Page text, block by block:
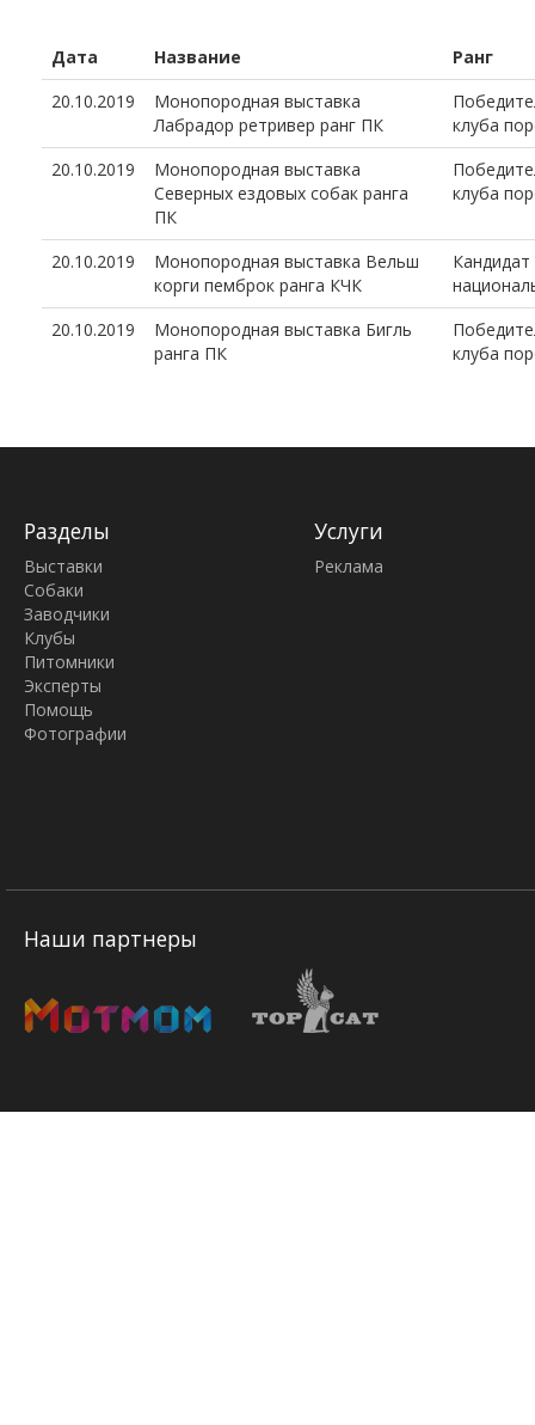
Дата Название
Ранг
20.10.2019
Монопородная выставка
Лабрадор ретривер ранг ПК
клуба
20.10.2019
Монопородная выставка
Северных ездовых собак ранга
ПК
клуба
20.10.2019
Монопородная выставка Вельш
корги пемброк ранга КЧК
20.10.2019
Монопородная выставка Бигль
ранга ПК
клуба
Разделы
Выставки
Собаки
Заводчики
Клубы
Питомники
Эксперты
Помощь
Фотографии
Услуги
Реклама
Наши партнеры